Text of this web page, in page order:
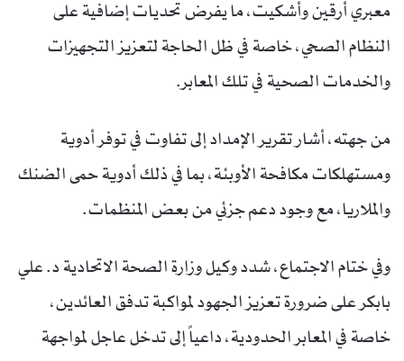
معبري أرقين وأشكيت، ما يفرض تحديات إضافية على
النظام الصحي، خاصة في ظل الحاجة لتعزيز التجهيزات
والخدمات الصحية في تلك المعابر.
من جهته، أشار تقرير الإمداد إلى تفاوت في توفر أدوية
ومستهلكات مكافحة الأوبئة، بما في ذلك أدوية حمى الضنك
والملاريا، مع وجود دعم جزئي من بعض المنظمات.
وفي ختام الاجتماع، شدد وكيل وزارة الصحة الاتحادية د. علي
بابكر على ضرورة تعزيز الجهود لمواكبة تدفق العائدين،
خاصة في المعابر الحدودية، داعياً إلى تدخل عاجل لمواجهة